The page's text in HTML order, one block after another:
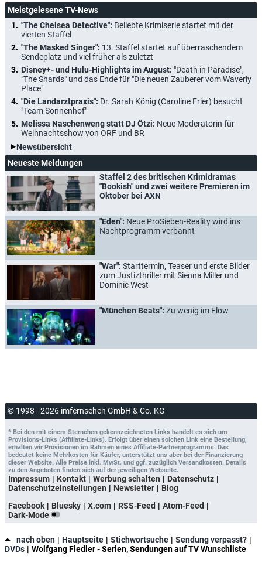
Meistgelesene TV-News
"The Chelsea Detective": Beliebte Krimiserie startet mit der
vierten Staffel
"The Masked Singer": 13. Staffel startet auf überraschendem
Sendeplatz und viel früher als zuletzt
Disney+- und Hulu-Highlights im August: "Death in Paradise",
"The Shards" und das Ende für "Die neuen Zauberer vom Waverly
Place"
"Die Landarztpraxis": Dr. Sarah König (Caroline Frier) besucht
"Team Sonnenhof"
Melissa Naschenweng statt DJ Ötzi: Neue Moderatorin für
Weihnachtsshow von ORF und BR
Newsübersicht
Neueste Meldungen
Staffel 2 des britischen Krimidramas
"Bookish" und zwei weitere Premieren im
Oktober bei AXN
"Eden": Neue ProSieben-Reality wird ins
Nachtprogramm verbannt
"War": Starttermin, Teaser und erste Bilder
zum Justizthriller mit Sienna Miller und
Dominic West
"München Beats": Zu wenig im Flow
© 1998 - 2026 imfernsehen GmbH & Co. KG
* Bei den mit einem Sternchen gekennzeichneten Links handelt es sich um
Provisions-Links (Affiliate-Links). Erfolgt über einen solchen Link eine Bestellung,
erhalten wir Provisionen im Rahmen eines Affiliate-Partnerprogramms. Das
bedeutet keine Mehrkosten für Käufer, unterstützt uns aber bei der Finanzierung
dieser Website. Alle Preise inkl. MwSt. und ggf. zuzüglich Versandkosten. Details
zu den Angeboten finden sich auf der jeweiligen Webseite.
Impressum Kontakt Werbung schalten
Datenschutz
Datenschutzeinstellungen
Newsletter
Blog
Facebook
Bluesky X.com RSS-Feed
Atom-Feed
Dark-Mode
nach oben Hauptseite Stichwortsuche
Sendung verpasst?
DVDs
Wolfgang Fiedler - Serien, Sendungen auf TV Wunschliste